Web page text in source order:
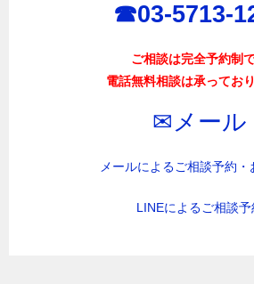
☎︎03-5713-
ご相談は完全予約制
電話無料相談は承ってお
✉︎メール
メールによるご相談予約・
LINEによるご相談予